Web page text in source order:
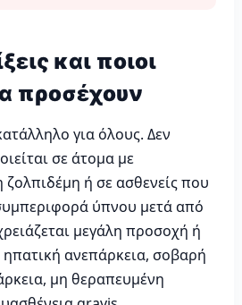
και ποιοι
προσέχουν
για όλους. Δεν
σε άτομα με
ή σε ασθενείς που
ύπνου μετά από
μεγάλη προσοχή ή
ανεπάρκεια, σοβαρή
μη θεραπευμένη